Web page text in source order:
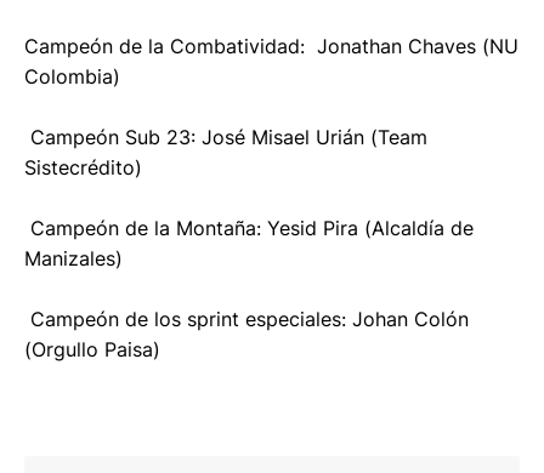
Campeón de la Combatividad: Jonathan Chaves (NU
Colombia)
Campeón Sub 23: José Misael Urián (Team
Sistecrédito)
Campeón de la Montaña: Yesid Pira (Alcaldía de
Manizales)
Campeón de los sprint especiales: Johan Colón
(Orgullo Paisa)